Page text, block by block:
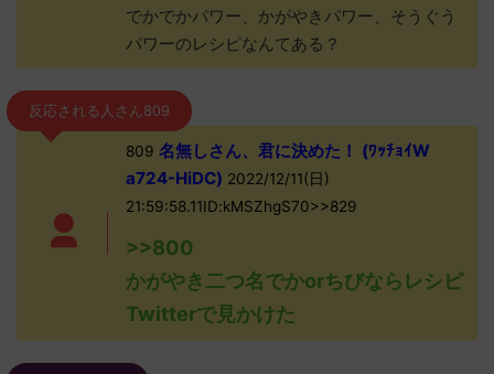
でかでかパワー、かがやきパワー、そうぐう
パワーのレシピなんてある？
反応される人さん809
809 名無しさん、君に決めた！ (ﾜｯﾁｮｲW
a724-HiDC) 2022/12/11(日)
21:59:58.11ID:kMSZhgS70>>829
>>800
かがやき二つ名でかorちびならレシピ
Twitterで見かけた